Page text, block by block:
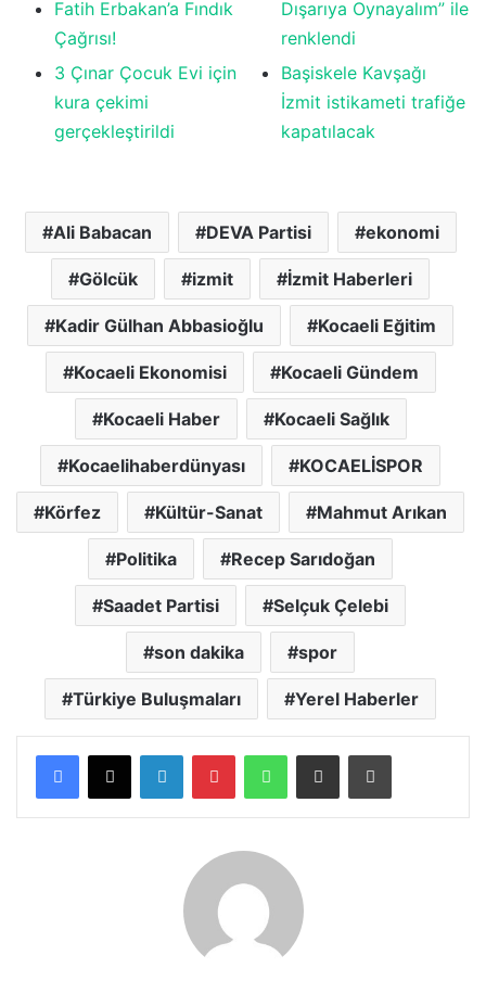
Fatih Erbakan’a Fındık
Çağrısı!
3 Çınar Çocuk Evi için
kura çekimi
gerçekleştirildi
Dışarıya Oynayalım” ile
renklendi
Başiskele Kavşağı
İzmit istikameti trafiğe
kapatılacak
Ali Babacan DEVA Partisi ekonomi
Gölcük izmit İzmit Haberleri
Kadir Gülhan Abbasioğlu Kocaeli Eğitim
Kocaeli Ekonomisi Kocaeli Gündem
Kocaeli Haber Kocaeli Sağlık
Kocaelihaberdünyası KOCAELİSPOR
Körfez Kültür-Sanat Mahmut Arıkan
Politika Recep Sarıdoğan
Saadet Partisi Selçuk Çelebi
son dakika spor
Türkiye Buluşmaları Yerel Haberler